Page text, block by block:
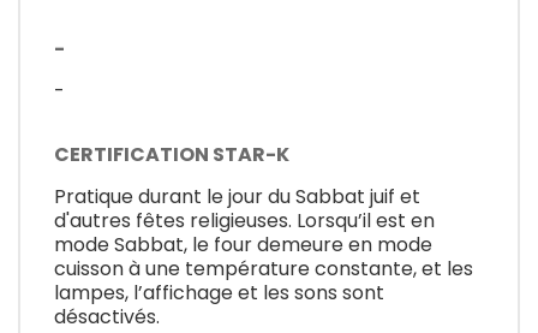
-
-
CERTIFICATION STAR-K
Pratique durant le jour du Sabbat juif et
d'autres fêtes religieuses. Lorsqu’il est en
mode Sabbat, le four demeure en mode
cuisson à une température constante, et les
lampes, l’affichage et les sons sont
désactivés.